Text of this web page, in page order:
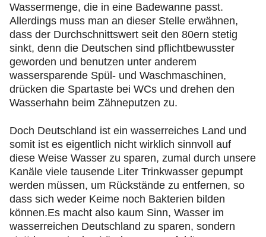
Wassermenge, die in eine Badewanne passt.
Allerdings muss man an dieser Stelle erwähnen,
dass der Durchschnittswert seit den 80ern stetig
sinkt, denn die Deutschen sind pflichtbewusster
geworden und benutzen unter anderem
wassersparende Spül- und Waschmaschinen,
drücken die Spartaste bei WCs und drehen den
Wasserhahn beim Zähneputzen zu.
Doch Deutschland ist ein wasserreiches Land und
somit ist es eigentlich nicht wirklich sinnvoll auf
diese Weise Wasser zu sparen, zumal durch unsere
Kanäle viele tausende Liter Trinkwasser gepumpt
werden müssen, um Rückstände zu entfernen, so
dass sich weder Keime noch Bakterien bilden
können.Es macht also kaum Sinn, Wasser im
wasserreichen Deutschland zu sparen, sondern